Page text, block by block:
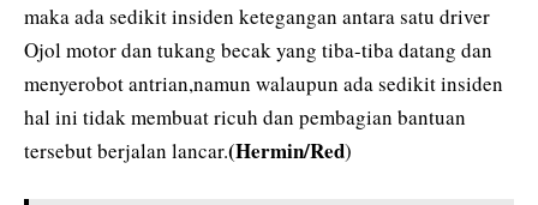
maka ada sedikit insiden ketegangan antara satu driver
Ojol motor dan tukang becak yang tiba-tiba datang dan
menyerobot antrian,namun walaupun ada sedikit insiden
hal ini tidak membuat ricuh dan pembagian bantuan
tersebut berjalan lancar.(Hermin/Red)